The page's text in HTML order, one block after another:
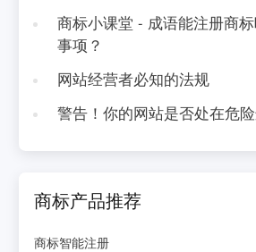
商标小课堂 - 成语能注册商
事项？
网站经营者必知的法规
警告！你的网站是否处在危
商标产品推荐
商标智能注册